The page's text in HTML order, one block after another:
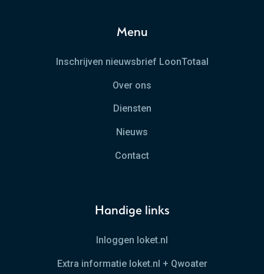
Menu
Inschrijven nieuwsbrief LoonTotaal
Over ons
Diensten
Nieuws
Contact
Handige links
Inloggen loket.nl
Extra informatie loket.nl + Qwoater